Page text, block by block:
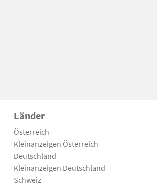
Länder
Österreich
Kleinanzeigen Österreich
Deutschland
Kleinanzeigen Deutschland
Schweiz